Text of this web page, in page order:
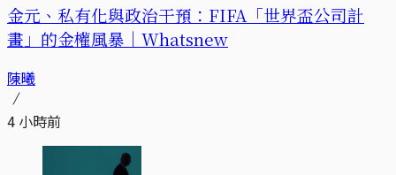
金元、私有化與政治干預：FIFA「世界盃公司計
畫」的金權風暴｜Whatsnew
陳曦
4 小時前